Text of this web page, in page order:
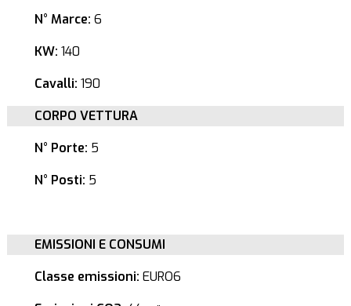
N° Marce: 6
KW: 140
Cavalli: 190
CORPO VETTURA
N° Porte: 5
N° Posti: 5
EMISSIONI E CONSUMI
Classe emissioni: EURO6